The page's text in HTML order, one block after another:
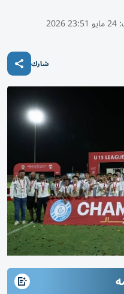
24 مايو 23:51 2026
شارك